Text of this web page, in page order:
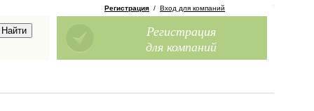
Регистрация / Вход для компаний
Регистрация
для компаний